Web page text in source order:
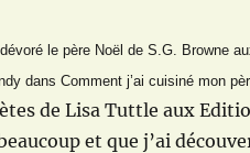
le père Noël de S.G. Browne
dans Comment j’ai cuisiné mon
de Lisa Tuttle aux
et que j’ai